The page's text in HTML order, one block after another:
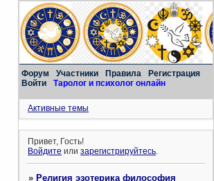
Форум Участники Правила
Регистрация
Войти
Таролог и психолог онлайн
Активные темы
Привет, Гость!
Войдите илизарегистрируйтесь.
»Религия эзотерика философия